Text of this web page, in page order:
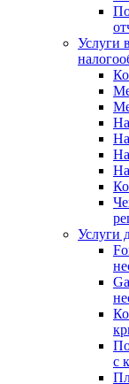
Услуги
Услуги
с